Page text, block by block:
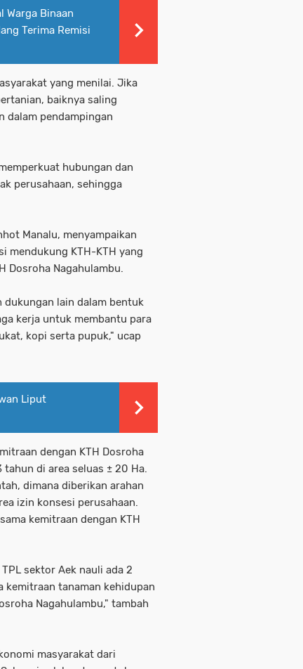
Warga Binaan
Terima Remisi
yang menilai. Jika
baiknya saling
dalam pendampingan
hubungan dan
perusahaan, sehingga
Manalu, menyampaikan
mendukung KTH-KTH yang
Dosroha Nagahulambu.
dukungan lain dalam bentuk
kerja untuk membantu para
kopi serta pupuk," ucap
Liput
dengan KTH Dosroha
di area seluas ± 20 Ha.
dimana diberikan arahan
izin konsesi perusahaan.
kemitraan dengan KTH
sektor Aek nauli ada 2
kemitraan tanaman kehidupan
Nagahulambu," tambah
masyarakat dari